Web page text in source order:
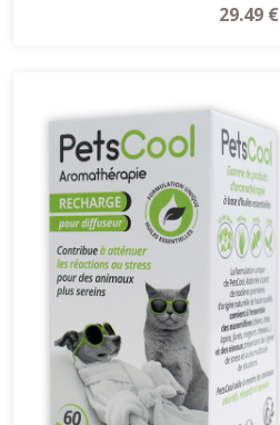
29.49 €